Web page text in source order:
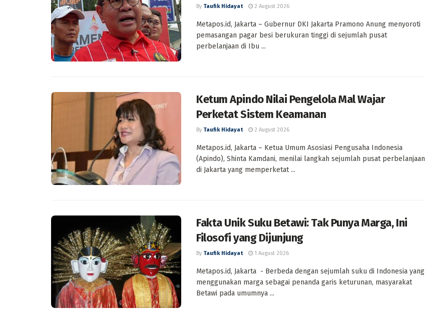
By Taufik Hidayat 2 August 2026
Metapos.id, Jakarta – Gubernur DKI Jakarta Pramono Anung menyoroti
pemasangan pagar besi berukuran tinggi di sejumlah pusat
perbelanjaan di Ibu ...
Ketum Apindo Nilai Pengelola Mal Wajar
Perketat Sistem Keamanan
By Taufik Hidayat 2 August 2026
Metapos.id, Jakarta – Ketua Umum Asosiasi Pengusaha Indonesia
(Apindo), Shinta Kamdani, menilai langkah sejumlah pusat perbelanjaan
di Jakarta yang memperketat ...
Fakta Unik Suku Betawi: Tak Punya Marga, Ini
Filosofi yang Dijunjung
By Taufik Hidayat 1 August 2026
Metapos.id, Jakarta - Berbeda dengan sejumlah suku di Indonesia yang
menggunakan marga sebagai penanda garis keturunan, masyarakat
Betawi pada umumnya ...